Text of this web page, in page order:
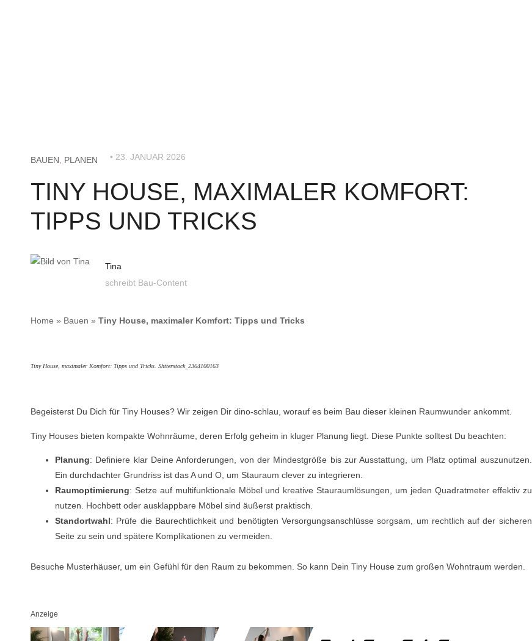
BAUEN PLANEN • 23. JANUAR 2026
TINY HOUSE, MAXIMALER KOMFORT:
TIPPS UND TRICKS
Tina
schreibt Bau-Content
Home » Bauen » Tiny House, maximaler Komfort: Tipps und Tricks
Tiny House, maximaler Komfort: Tipps und Tricks. Shtterstock_2364100163
Begeisterst Du Dich für Tiny Houses? Wir zeigen Dir dino-schlau, worauf es beim Bau dieser kleinen Raumwunder ankommt.
Tiny Houses bieten kompakte Wohnräume, deren Erfolg geheim in kluger Planung liegt. Diese Punkte solltest Du beachten:
Planung: Definiere klar Deine Anforderungen, von der Mindestgröße bis zur Ausstattung, um Platz optimal auszunutzen.
Ein durchdachter Grundriss ist das A und O, um Stauraum clever zu integrieren.
Raumoptimierung: Setze auf multifunktionale Möbel und kreative Stauraumlösungen, um jeden Quadratmeter effektiv zu
nutzen. Hochbett oder ausklappbare Möbel sind äußerst praktisch.
Standortwahl: Prüfe die Baurechtlichkeit und benötigten Versorgungsanschlüsse sorgsam, um rechtlich auf der sicheren
Seite zu sein und spätere Komplikationen zu vermeiden.
Besuche Musterhäuser, um ein Gefühl für den Raum zu bekommen. So kann Dein Tiny House zum großen Wohntraum werden.
Anzeige